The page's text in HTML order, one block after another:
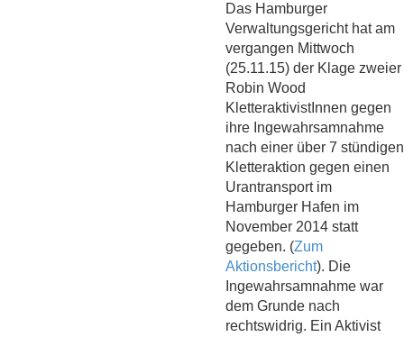
Das Hamburger
Verwaltungsgericht hat am
vergangen Mittwoch
(25.11.15) der Klage zweier
Robin Wood
KletteraktivistInnen gegen
ihre Ingewahrsamnahme
nach einer über 7 stündigen
Kletteraktion gegen einen
Urantransport im
Hamburger Hafen im
November 2014 statt
gegeben. (Zum
Aktionsbericht). Die
Ingewahrsamnahme war
dem Grunde nach
rechtswidrig. Ein Aktivist